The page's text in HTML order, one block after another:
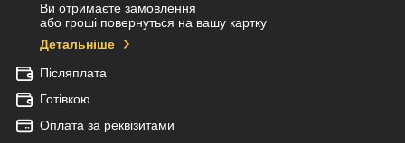
Ви отримаєте замовлення
або гроші повернуться на вашу картку
Детальніше
Післяплата
Готівкою
Оплата за реквізитами